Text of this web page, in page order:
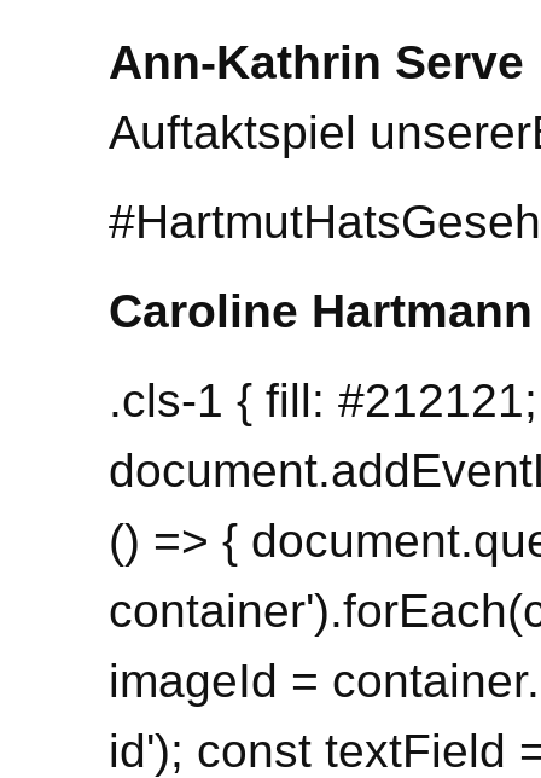
Ann-Kathrin Serve
Auftaktspiel
Caroline
.cls-1 { fill:
() => {
imageId =
id'); const textField